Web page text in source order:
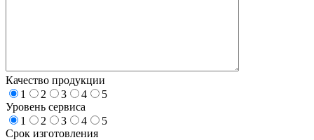
Качество продукции
1
2 3 4
5
Уровень сервиса
1
2 3 4
5
Срок изготовления